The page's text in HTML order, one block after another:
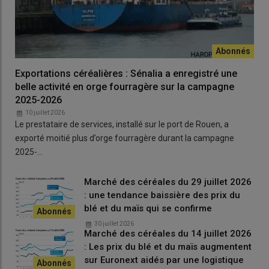
également gagné du terrain mais dans une moindre
mesure, évoluant entre 0 €/t et + 5 €/t.
Sur le marché physique français, l’activité en tourteaux
de soja, de colza et de tournesol est au point mort, les
acheteur. Et l'incertitude géopolitique au Moyen-Orient
n'aide pas aux affaires.
Huiles
Forte hausse des huiles européennes
5 €/t à 13 €/t 7 €/t entre le 15 et le 22 avril 2026. Ceux de
l’huile de tournesol en départ Dunkerque ont progressé
d’une vingtaine d’euros la tonne, ceux de l’huile de soja
en départ Brest ont grimpé de 45 €/t. L'huile de palme
raffinée en franco Bretagne a gagné 30 €/t, et l’huile de
coprah en Franco Bretagne a perdu 25 €/t.
Sur le marché physique français, après une petite
Exportations céréalières : Sénalia a enregistré une
belle activité en orge fourragère sur la campagne
2025-2026
10 juillet 2026
Le prestataire de services, installé sur le port de Rouen, a
exporté moitié plus d’orge fourragère durant la campagne
2025-…
Marché des céréales du 29 juillet 2026
: une tendance baissière des prix du
blé et du maïs qui se confirme
30 juillet 2026
Marché des céréales du 14 juillet 2026
: Les prix du blé et du maïs augmentent
sur Euronext aidés par une logistique